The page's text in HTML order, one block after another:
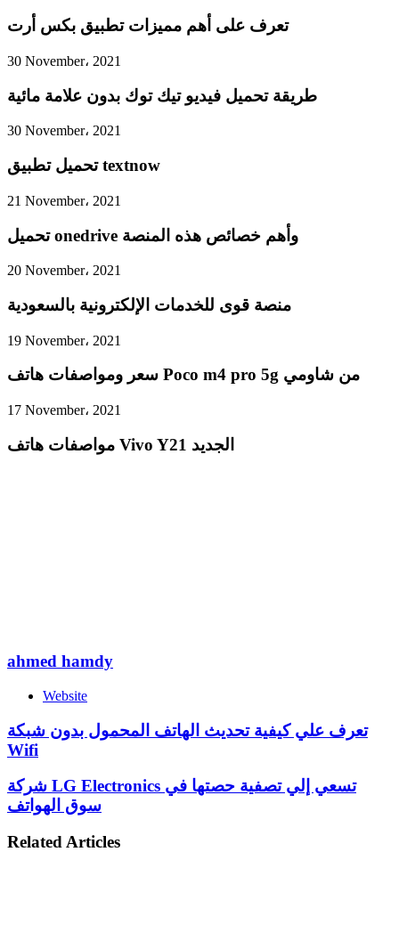
تعرف على أهم مميزات تطبيق بكس أرت
30 November، 2021
طريقة تحميل فيديو تيك توك بدون علامة مائية
30 November، 2021
تحميل تطبيق textnow
21 November، 2021
تحميل onedrive وأهم خصائص هذه المنصة
20 November، 2021
منصة قوى للخدمات الإلكترونية بالسعودية
19 November، 2021
سعر ومواصفات هاتف Poco m4 pro 5g من شاومي
17 November، 2021
مواصفات هاتف Vivo Y21 الجديد
ahmed hamdy
Website
تعرف علي كيفية تحديث الهاتف المحمول بدون شبكة
Wifi
شركة LG Electronics تسعي إلي تصفية حصتها في
سوق الهواتف
Related Articles